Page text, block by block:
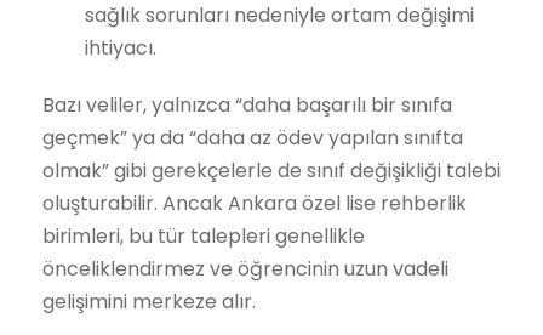
sağlık sorunları nedeniyle ortam değişimi
ihtiyacı.
Bazı veliler, yalnızca “daha başarılı bir sınıfa
geçmek” ya da “daha az ödev yapılan sınıfta
olmak” gibi gerekçelerle de sınıf değişikliği talebi
oluşturabilir. Ancak Ankara özel lise rehberlik
birimleri, bu tür talepleri genellikle
önceliklendirmez ve öğrencinin uzun vadeli
gelişimini merkeze alır.